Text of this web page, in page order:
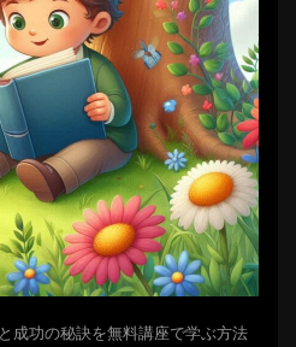
成功の秘訣を無料講座で学ぶ方法